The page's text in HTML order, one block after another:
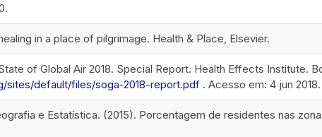
in a place of pilgrimage. Health & Place, Elsevier.
of Global Air 2018. Special Report. Health Effects Institute.
sites/default/files/soga-2018-report.pdf . Acesso em: 4 jun 2018.
e Estatística. (2015). Porcentagem de residentes nas